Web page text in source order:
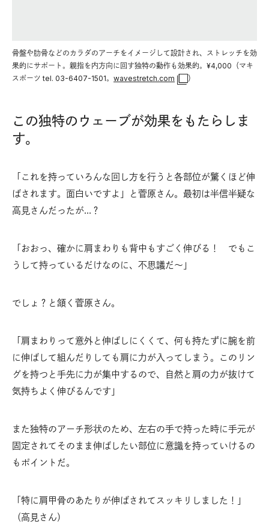
骨盤や肋骨などのカラダのアーチをイメージして設計され、ストレッチを効
果的にサポート。親指を内方向に回す独特の動作も効果的。¥4,000（マキ
スポーツ tel. 03-6407-1501。 wavestretch.com ）
この独特のウェーブが効果をもたらしま
す。
「これを持っていろんな回し方を行うと各部位が驚くほど伸
ばされます。面白いですよ」と菅原さん。最初は半信半疑な
高見さんだったが…？
「おおっ、確かに肩まわりも背中もすごく伸びる！ でもこ
うして持っているだけなのに、不思議だ～」
でしょ？と頷く菅原さん。
「肩まわりって意外と伸ばしにくくて、何も持たずに腕を前
に伸ばして組んだりしても肩に力が入ってしまう。このリン
グを持つと手先に力が集中するので、自然と肩の力が抜けて
気持ちよく伸びるんです」
また独特のアーチ形状のため、左右の手で持った時に手元が
固定されてそのまま伸ばしたい部位に意識を持っていけるの
もポイントだ。
「特に肩甲骨のあたりが伸ばされてスッキリしました！」
（高見さん）